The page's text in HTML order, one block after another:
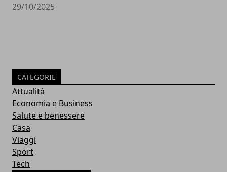
29/10/2025
CATEGORIE
Attualità
Economia e Business
Salute e benessere
Casa
Viaggi
Sport
Tech